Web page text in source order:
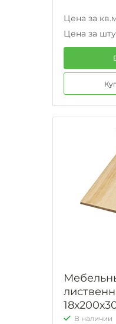
Цена за
Цена за
В наличии